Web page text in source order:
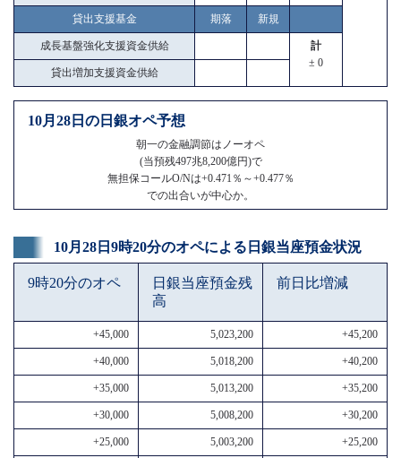
貸出支援基金 期落 新規
成長基盤強化支援資金供給
計
± 0
貸出増加支援資金供給
10月28日の日銀オペ予想
朝一の金融調節はノーオペ
(当預残497兆8,200億円)で
無担保コールO/Nは+0.471％～+0.477％
での出合いが中心か。
10月28日9時20分のオペによる日銀当座預金状況
9時20分のオペ
日銀当座預金残
高
前日比増減
+45,000 5,023,200 +45,200
+40,000 5,018,200 +40,200
+35,000 5,013,200 +35,200
+30,000 5,008,200 +30,200
+25,000 5,003,200 +25,200